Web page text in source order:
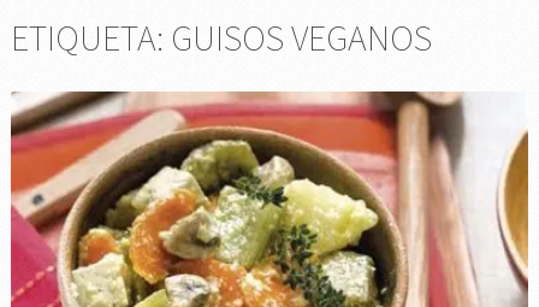
ETIQUETA: GUISOS VEGANOS